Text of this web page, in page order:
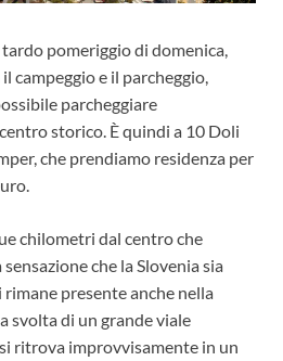
pomeriggio di domenica,
campeggio e il parcheggio,
parcheggiare
storico. È quindi a 10 Doli
che prendiamo residenza per
chilometri dal centro che
sensazione che la Slovenia sia
rimane presente anche nella
svolta di un grande viale
ritrova improvvisamente in un